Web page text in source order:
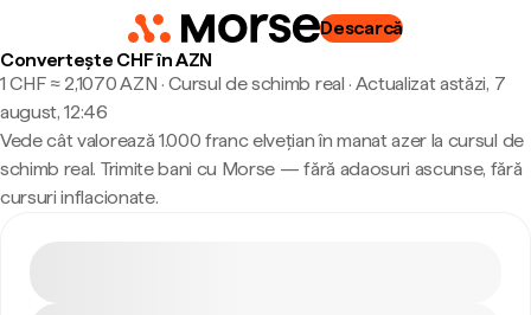
Descarcă
Convertește CHF în AZN
1 CHF ≈ 2,1070 AZN · Cursul de schimb real · Actualizat astăzi, 7
august, 12:46
Vede cât valorează 1.000 franc elvețian în manat azer la cursul de
schimb real. Trimite bani cu Morse — fără adaosuri ascunse, fără
cursuri inflacionate.